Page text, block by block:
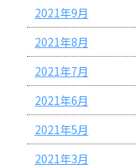
2021年9月
2021年8月
2021年7月
2021年6月
2021年5月
2021年3月